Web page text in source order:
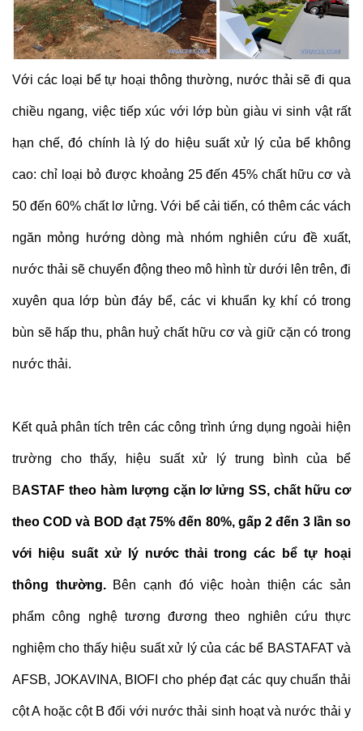
Với các loại bể tự hoại thông thường, nước thải sẽ đi qua
chiều ngang, việc tiếp xúc với lớp bùn giàu vi sinh vật rất
hạn chế, đó chính là lý do hiệu suất xử lý của bể không
cao: chỉ loại bỏ được khoảng 25 đến 45% chất hữu cơ và
50 đến 60% chất lơ lửng. Với bể cải tiến, có thêm các vách
ngăn mỏng hướng dòng mà nhóm nghiên cứu đề xuất,
nước thải sẽ chuyển động theo mô hình từ dưới lên trên, đi
xuyên qua lớp bùn đáy bể, các vi khuẩn kỵ khí có trong
bùn sẽ hấp thu, phân huỷ chất hữu cơ và giữ cặn có trong
nước thải.
Kết quả phân tích trên các công trình ứng dụng ngoài hiện
trường cho thấy, hiệu suất xử lý trung bình của bể
BASTAF theo hàm lượng cặn lơ lửng SS, chất hữu cơ
theo COD và BOD đạt 75% đến 80%, gấp 2 đến 3 lần so
với hiệu suất xử lý nước thải trong các bể tự hoại
thông thường.Bên cạnh đó việc hoàn thiện các sản
phẩm công nghệ tương đương theo nghiên cứu thực
nghiệm cho thấy hiệu suất xử lý của các bể BASTAFAT và
AFSB, JOKAVINA, BIOFI cho phép đạt các quy chuẩn thải
cột A hoặc cột B đối với nước thải sinh hoạt và nước thải y